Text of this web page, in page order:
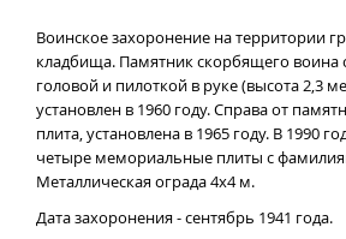
Воинское захоронение на территории
кладбища. Памятник скорбящего воина
головой и пилоткой в руке (высота 2,3
установлен в 1960 году. Справа от
плита, установлена в 1965 году. В 1990
четыре мемориальные плиты с
Металлическая ограда 4х4 м.
Дата захоронения - сентябрь 1941 года.